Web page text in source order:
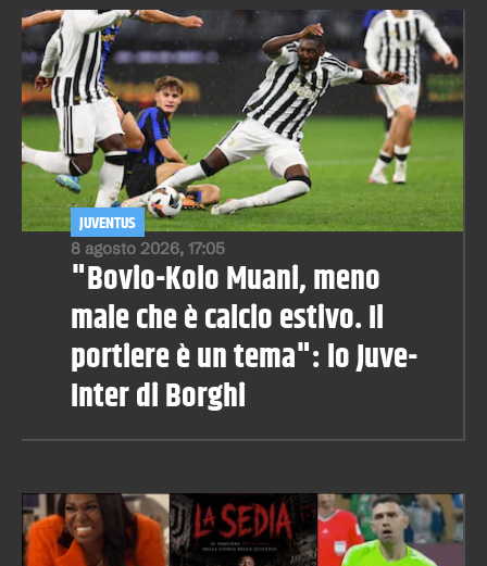
8 agosto 2026, 17:05
JUVENTUS
"Bovio-Kolo Muani, meno
male che è calcio estivo. Il
portiere è un tema": lo Juve-
Inter di Borghi